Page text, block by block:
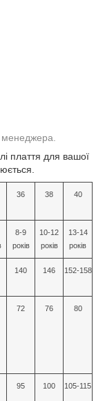
менеджера.
плаття для вашої
36 38 40
8-9
років
10-12
років
13-14
років
140 146 152-158
72 76 80
95 100 105-115